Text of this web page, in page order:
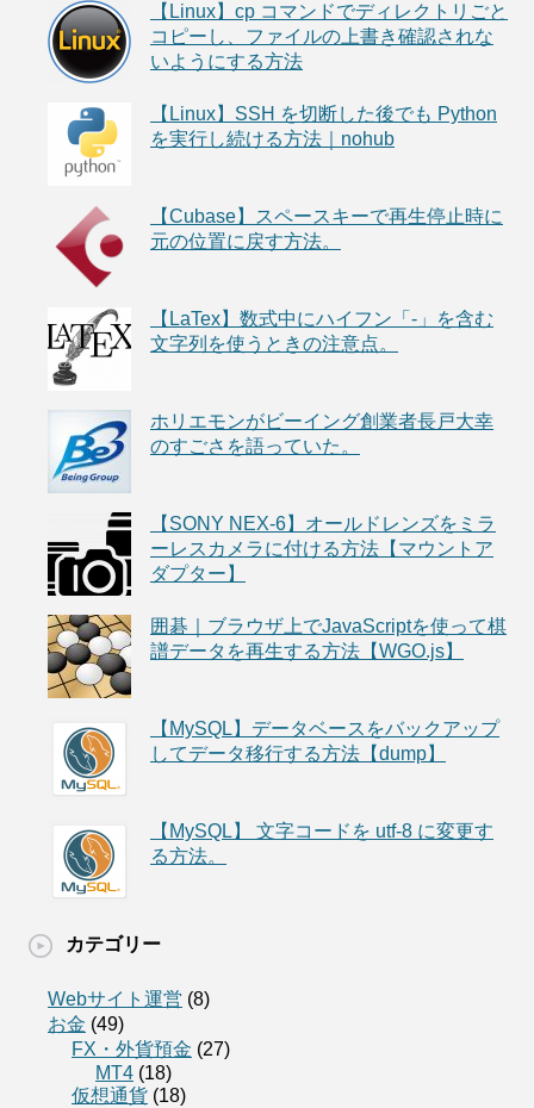
【Linux】cp コマンドでディレクトリごと
コピーし、ファイルの上書き確認されな
いようにする方法
【Linux】SSH を切断した後でも Python
を実行し続ける方法｜nohub
【Cubase】スペースキーで再生停止時に
元の位置に戻す方法。
【LaTex】数式中にハイフン「-」を含む
文字列を使うときの注意点。
ホリエモンがビーイング創業者長戸大幸
のすごさを語っていた。
【SONY NEX-6】オールドレンズをミラ
ーレスカメラに付ける方法【マウントア
ダプター】
囲碁｜ブラウザ上でJavaScriptを使って棋
譜データを再生する方法【WGO.js】
【MySQL】データベースをバックアップ
してデータ移行する方法【dump】
【MySQL】 文字コードを utf-8 に変更す
る方法。
カテゴリー
Webサイト運営 (8)
お金 (49)
FX・外貨預金 (27)
MT4 (18)
仮想通貨 (18)